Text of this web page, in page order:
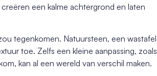
een kalme achtergrond en laten
tegenkomen. Natuursteen, een wastafel
toe. Zelfs een kleine aanpassing, zoals
kan al een wereld van verschil maken.